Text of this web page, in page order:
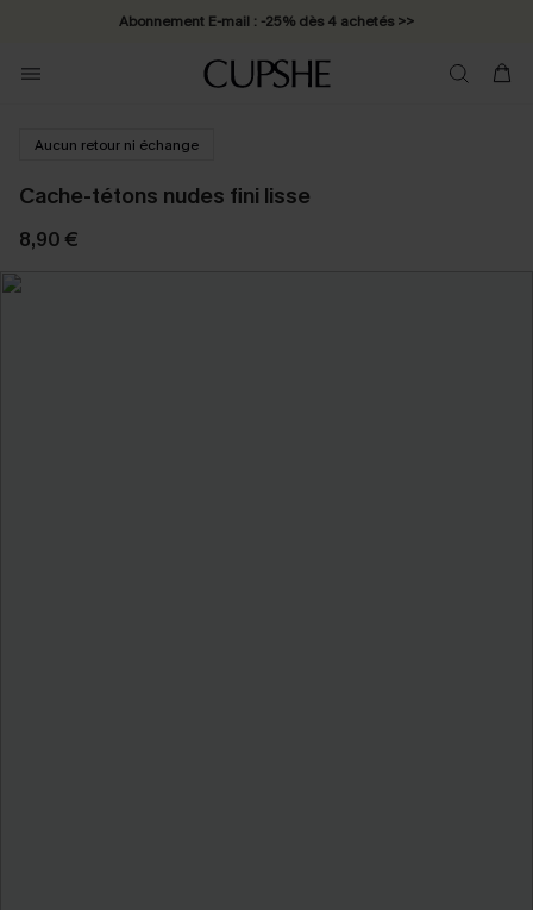
Abonnement E-mail : -25% dès 4 achetés >>
Aucun retour ni échange
Cache-tétons nudes fini lisse
8,90 €